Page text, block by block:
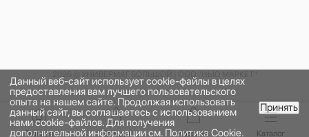
В КОРЗИНУ
Данный веб-сайт использует cookie-файлы в целях
предоставления вам лучшего пользовательского
опыта на нашем сайте. Продолжая использовать
данный сайт, вы соглашаетесь с использованием
нами cookie-файлов. Для получения
дополнительной информации см. Политика Cookie.
Принять
Главная Бренды Корзина Каталог